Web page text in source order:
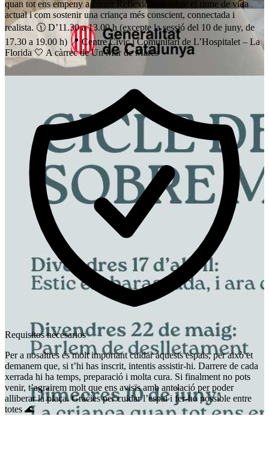
quan tot ens empeny a córrer Reflexionem sobre el ritme de vida
actual i com sostenir una criança més conscient, connectada i
realista. 🕦 D’11.30 a 13.00 h (excepte la sessió del 10 de juny, de
17.30 a 19.00 h) 📍 Centre Cívic i Comunitari de L’Hospitalet – La
Florida 🤍 A càrrec de Un Mar de Mares
Requisitos necesarios
Per a nosaltres és molt important cuidar aquests espais, per això et
demanem que, si t’hi has inscrit, intentis assistir-hi. Darrere de cada
xerrada hi ha temps, preparació i molta cura. Si finalment no pots
venir, t’agrairem molt que ens avisïs amb antelació per poder
alliberar la plaça. Gràcies per cuidar l’espai i fer-ho possible entre
totes 🌊